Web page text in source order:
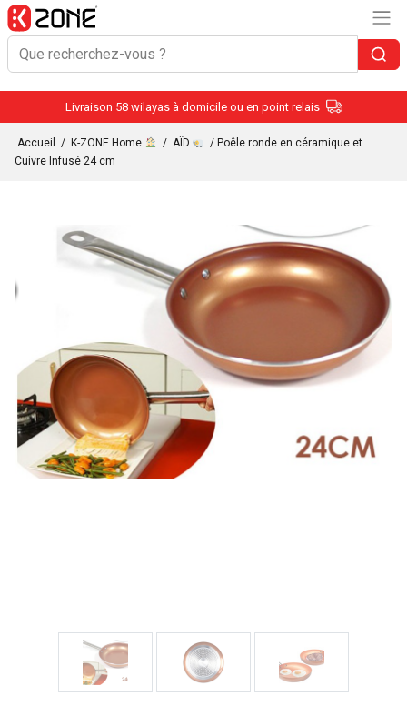
Livraison 58 wilayas à domicile ou en point relais
Accueil / K-ZONE Home / AÏD
/ Poêle ronde en céramique et
Cuivre Infusé 24 cm